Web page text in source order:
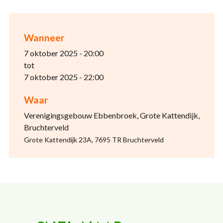
Wanneer
7 oktober 2025 - 20:00
tot
7 oktober 2025 - 22:00
Waar
Verenigingsgebouw Ebbenbroek, Grote Kattendijk,
Bruchterveld
Grote Kattendijk 23A, 7695 TR Bruchterveld